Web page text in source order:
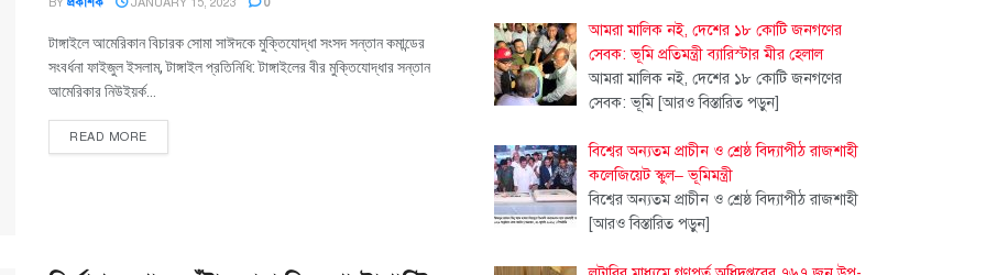
টাঙ্গাইলে আমেরিকান বিচারক সোমা সাঈদকে মুক্তিযোদ্ধা সংসদ সন্তান কমান্ডের
সংবর্ধনা ফাইজুল ইসলাম, টাঙ্গাইল প্রতিনিধি: টাঙ্গাইলের বীর মুক্তিযোদ্ধার সন্তান
আমেরিকার নিউইয়র্ক...
READ MORE
আমরা মালিক নই, দেশের ১৮ কোটি জনগণের
সেবক: ভূমি প্রতিমন্ত্রী ব্যারিস্টার মীর হেলাল
আমরা মালিক নই, দেশের ১৮ কোটি জনগণের
সেবক: ভূমি [আরও বিস্তারিত পড়ুন]
বিশ্বের অন্যতম প্রাচীন ও শ্রেষ্ঠ বিদ্যাপীঠ রাজশাহী
কলেজিয়েট স্কুল– ভূমিমন্ত্রী
বিশ্বের অন্যতম প্রাচীন ও শ্রেষ্ঠ বিদ্যাপীঠ রাজশাহী
[আরও বিস্তারিত পড়ুন]